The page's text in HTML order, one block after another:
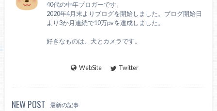
40代の中年ブロガーです。
2020年4月末よりブログを開始しました。ブログ開始日
より3か月連続で10万pvを達成しました。
好きなものは、犬とカメラです。
WebSite Twitter
NEW POST 最新の記事